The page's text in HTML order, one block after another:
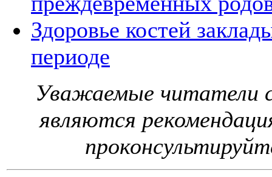
Здоровье костей
периоде
Уважаемые читатели
являются